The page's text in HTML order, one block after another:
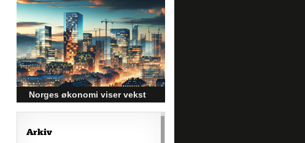
Kroatia forbindes ofte med sol,
bading og klart hav, men landet
har langt flere sider enn det
førsteinntrykket mange sitter igjen
med.
Norges økonomi viser vekst
og påvirker byggebransjen
Den norske økonomien har vist
jevn vekst de siste tre kvartalene,
Arkiv